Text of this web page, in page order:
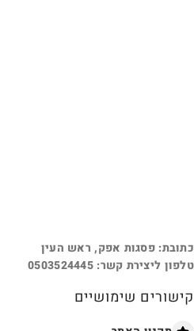
כתובת: פסגות אפק, ראש העין
טלפון ליצירת קשר: 0503524445
קישורים שימושיים